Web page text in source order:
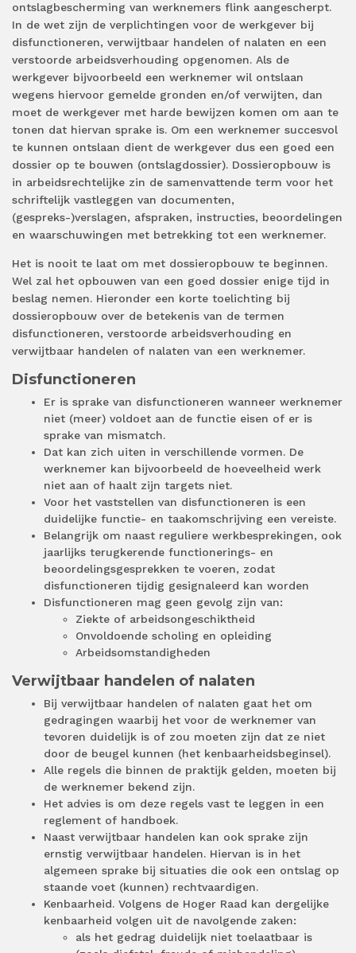
ontslagbescherming van werknemers flink aangescherpt.
In de wet zijn de verplichtingen voor de werkgever bij
disfunctioneren, verwijtbaar handelen of nalaten en een
verstoorde arbeidsverhouding opgenomen. Als de
werkgever bijvoorbeeld een werknemer wil ontslaan
wegens hiervoor gemelde gronden en/of verwijten, dan
moet de werkgever met harde bewijzen komen om aan te
tonen dat hiervan sprake is. Om een werknemer succesvol
te kunnen ontslaan dient de werkgever dus een goed een
dossier op te bouwen (ontslagdossier). Dossieropbouw is
in arbeidsrechtelijke zin de samenvattende term voor het
schriftelijk vastleggen van documenten,
(gespreks-)verslagen, afspraken, instructies, beoordelingen
en waarschuwingen met betrekking tot een werknemer.
Het is nooit te laat om met dossieropbouw te beginnen.
Wel zal het opbouwen van een goed dossier enige tijd in
beslag nemen. Hieronder een korte toelichting bij
dossieropbouw over de betekenis van de termen
disfunctioneren, verstoorde arbeidsverhouding en
verwijtbaar handelen of nalaten van een werknemer.
Disfunctioneren
Er is sprake van disfunctioneren wanneer werknemer
niet (meer) voldoet aan de functie eisen of er is
sprake van mismatch.
Dat kan zich uiten in verschillende vormen. De
werknemer kan bijvoorbeeld de hoeveelheid werk
niet aan of haalt zijn targets niet.
Voor het vaststellen van disfunctioneren is een
duidelijke functie- en taakomschrijving een vereiste.
Belangrijk om naast reguliere werkbesprekingen, ook
jaarlijks terugkerende functionerings- en
beoordelingsgesprekken te voeren, zodat
disfunctioneren tijdig gesignaleerd kan worden
Disfunctioneren mag geen gevolg zijn van:
Ziekte of arbeidsongeschiktheid
Onvoldoende scholing en opleiding
Arbeidsomstandigheden
Verwijtbaar handelen of nalaten
Bij verwijtbaar handelen of nalaten gaat het om
gedragingen waarbij het voor de werknemer van
tevoren duidelijk is of zou moeten zijn dat ze niet
door de beugel kunnen (het kenbaarheidsbeginsel).
Alle regels die binnen de praktijk gelden, moeten bij
de werknemer bekend zijn.
Het advies is om deze regels vast te leggen in een
reglement of handboek.
Naast verwijtbaar handelen kan ook sprake zijn
ernstig verwijtbaar handelen. Hiervan is in het
algemeen sprake bij situaties die ook een ontslag op
staande voet (kunnen) rechtvaardigen.
Kenbaarheid. Volgens de Hoger Raad kan dergelijke
kenbaarheid volgen uit de navolgende zaken:
als het gedrag duidelijk niet toelaatbaar is